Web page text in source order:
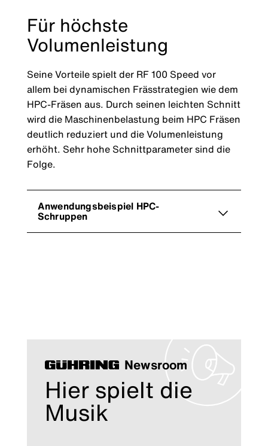
Für höchste
Volumenleistung
Seine Vorteile spielt der RF 100 Speed vor
allem bei dynamischen Frässtrategien wie dem
HPC-Fräsen aus. Durch seinen leichten Schnitt
wird die Maschinenbelastung beim HPC Fräsen
deutlich reduziert und die Volumenleistung
erhöht. Sehr hohe Schnittparameter sind die
Folge.
Anwendungsbeispiel HPC-
Schruppen
Newsroom
Hier spielt die
Musik